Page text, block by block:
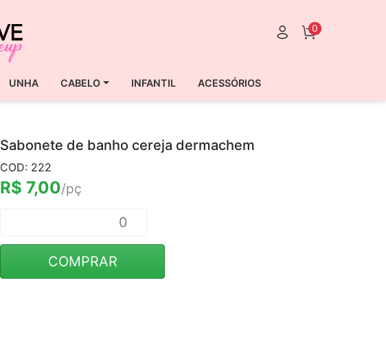
0
UNHA CABELO INFANTIL ACESSÓRIOS
Sabonete de banho cereja dermachem
COD: 222
R$ 7,00/pç
COMPRAR